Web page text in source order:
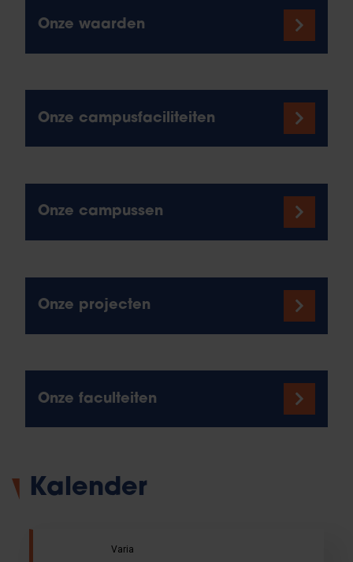
Onze waarden
Onze campusfaciliteiten
Onze campussen
Onze projecten
Onze faculteiten
Kalender
Varia